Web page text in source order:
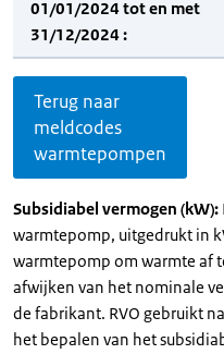
01/01/2024 tot en met
31/12/2024 :
Terug naar
meldcodes
warmtepompen
Subsidiabel vermogen (kW):
warmtepomp, uitgedrukt in
warmtepomp om warmte af
afwijken van het nominale
de fabrikant. RVO gebruikt
het bepalen van het